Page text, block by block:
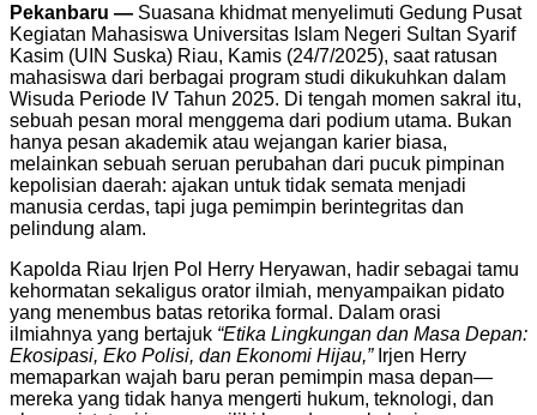
Pekanbaru — Suasana khidmat menyelimuti Gedung Pusat
Kegiatan Mahasiswa Universitas Islam Negeri Sultan Syarif
Kasim (UIN Suska) Riau, Kamis (24/7/2025), saat ratusan
mahasiswa dari berbagai program studi dikukuhkan dalam
Wisuda Periode IV Tahun 2025. Di tengah momen sakral itu,
sebuah pesan moral menggema dari podium utama. Bukan
hanya pesan akademik atau wejangan karier biasa,
melainkan sebuah seruan perubahan dari pucuk pimpinan
kepolisian daerah: ajakan untuk tidak semata menjadi
manusia cerdas, tapi juga pemimpin berintegritas dan
pelindung alam.
Kapolda Riau Irjen Pol Herry Heryawan, hadir sebagai tamu
kehormatan sekaligus orator ilmiah, menyampaikan pidato
yang menembus batas retorika formal. Dalam orasi
ilmiahnya yang bertajuk “Etika Lingkungan dan Masa Depan:
Ekosipasi, Eko Polisi, dan Ekonomi Hijau,”Irjen Herry
memaparkan wajah baru peran pemimpin masa depan—
mereka yang tidak hanya mengerti hukum, teknologi, dan